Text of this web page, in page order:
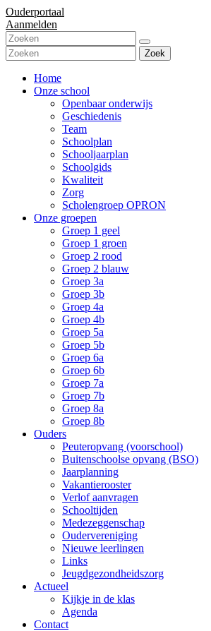
Ouderportaal
Aanmelden
Zoek
Home
Onze school
Openbaar onderwijs
Geschiedenis
Team
Schoolplan
Schooljaarplan
Schoolgids
Kwaliteit
Zorg
Scholengroep OPRON
Onze groepen
Groep 1 geel
Groep 1 groen
Groep 2 rood
Groep 2 blauw
Groep 3a
Groep 3b
Groep 4a
Groep 4b
Groep 5a
Groep 5b
Groep 6a
Groep 6b
Groep 7a
Groep 7b
Groep 8a
Groep 8b
Ouders
Peuteropvang (voorschool)
Buitenschoolse opvang (BSO)
Jaarplanning
Vakantierooster
Verlof aanvragen
Schooltijden
Medezeggenschap
Oudervereniging
Nieuwe leerlingen
Links
Jeugdgezondheidszorg
Actueel
Kijkje in de klas
Agenda
Contact